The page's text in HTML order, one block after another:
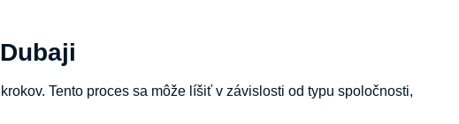
Tento proces sa môže líšiť v závislosti od typu spoločnosti,